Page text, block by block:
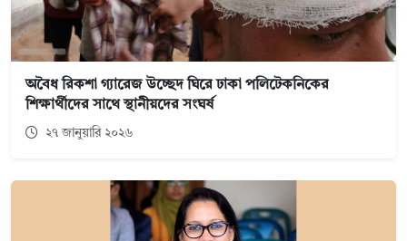
অবৈধ রিকশা গ্যারেজ উচ্ছেদ ঘিরে ঢাকা পলিটেকনিকের
শিক্ষার্থীদের সাথে স্থানীয়দের সংঘর্ষ
২৭ জানুয়ারি ২০২৬